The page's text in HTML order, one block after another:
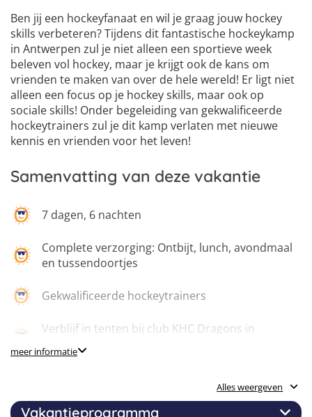
4
5
6
Ben jij een hockeyfanaat en wil je graag jouw hockey
skills verbeteren? Tijdens dit fantastische hockeykamp
in Antwerpen zul je niet alleen een sportieve week
beleven vol hockey, maar je krijgt ook de kans om
vrienden te maken van over de hele wereld! Er ligt niet
alleen een focus op je hockey skills, maar ook op
sociale skills! Onder begeleiding van gekwalificeerde
hockeytrainers zul je dit kamp verlaten met nieuwe
kennis en vrienden voor het leven!
Samenvatting van deze vakantie
7 dagen, 6 nachten
Complete verzorging: Ontbijt, lunch, avondmaal
en tussendoortjes
Gekwalificeerde hockeytrainers
Verblijf in tenten bij club KHC Dragons in
Dagelijks 5 uur hockey spelen
meer informatie
Alles weergeven
Vakantieprogramma